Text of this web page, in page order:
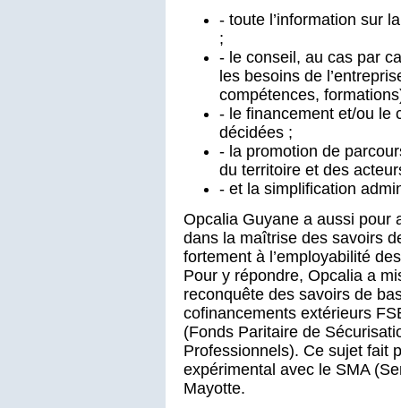
- toute l’information sur
;
- le conseil, au cas par
les besoins de
compétences,
- le financement et/ou le
décidées ;
- la promotion de
du territoire et des
- et la simplification
Opcalia Guyane a aussi pour
dans la maîtrise des savoirs
fortement à l’employabilité
Pour y répondre, Opcalia a
reconquête des savoirs de
cofinancements extérieurs
(Fonds Paritaire de
Professionnels). Ce sujet fait
expérimental avec le SMA
Mayotte.